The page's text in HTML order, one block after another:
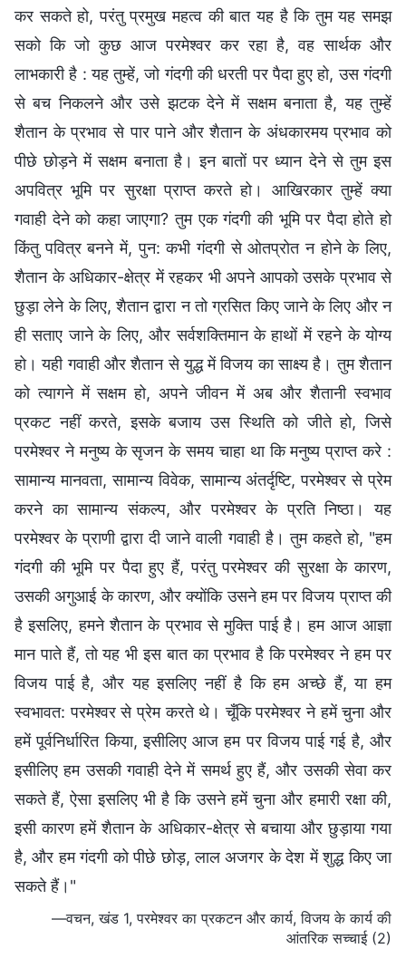
कर सकते हो, परंतु प्रमुख महत्व की बात यह है कि तुम यह समझ
सको कि जो कुछ आज परमेश्वर कर रहा है, वह सार्थक और
लाभकारी है : यह तुम्हें, जो गंदगी की धरती पर पैदा हुए हो, उस गंदगी
से बच निकलने और उसे झटक देने में सक्षम बनाता है, यह तुम्हें
शैतान के प्रभाव से पार पाने और शैतान के अंधकारमय प्रभाव को
पीछे छोड़ने में सक्षम बनाता है। इन बातों पर ध्यान देने से तुम इस
अपवित्र भूमि पर सुरक्षा प्राप्त करते हो। आखिरकार तुम्हें क्या
गवाही देने को कहा जाएगा? तुम एक गंदगी की भूमि पर पैदा होते हो
किंतु पवित्र बनने में, पुन: कभी गंदगी से ओतप्रोत न होने के लिए,
शैतान के अधिकार-क्षेत्र में रहकर भी अपने आपको उसके प्रभाव से
छुड़ा लेने के लिए, शैतान द्वारा न तो ग्रसित किए जाने के लिए और न
ही सताए जाने के लिए, और सर्वशक्तिमान के हाथों में रहने के योग्य
हो। यही गवाही और शैतान से युद्ध में विजय का साक्ष्य है। तुम शैतान
को त्यागने में सक्षम हो, अपने जीवन में अब और शैतानी स्वभाव
प्रकट नहीं करते, इसके बजाय उस स्थिति को जीते हो, जिसे
परमेश्वर ने मनुष्य के सृजन के समय चाहा था कि मनुष्य प्राप्त करे :
सामान्य मानवता, सामान्य विवेक, सामान्य अंतर्दृष्टि, परमेश्वर से प्रेम
करने का सामान्य संकल्प, और परमेश्वर के प्रति निष्ठा। यह
परमेश्वर के प्राणी द्वारा दी जाने वाली गवाही है। तुम कहते हो, "हम
गंदगी की भूमि पर पैदा हुए हैं, परंतु परमेश्वर की सुरक्षा के कारण,
उसकी अगुआई के कारण, और क्योंकि उसने हम पर विजय प्राप्त की
है इसलिए, हमने शैतान के प्रभाव से मुक्ति पाई है। हम आज आज्ञा
मान पाते हैं, तो यह भी इस बात का प्रभाव है कि परमेश्वर ने हम पर
विजय पाई है, और यह इसलिए नहीं है कि हम अच्छे हैं, या हम
स्वभावत: परमेश्वर से प्रेम करते थे। चूँकि परमेश्वर ने हमें चुना और
हमें पूर्वनिर्धारित किया, इसीलिए आज हम पर विजय पाई गई है, और
इसीलिए हम उसकी गवाही देने में समर्थ हुए हैं, और उसकी सेवा कर
सकते हैं, ऐसा इसलिए भी है कि उसने हमें चुना और हमारी रक्षा की,
इसी कारण हमें शैतान के अधिकार-क्षेत्र से बचाया और छुड़ाया गया
है, और हम गंदगी को पीछे छोड़, लाल अजगर के देश में शुद्ध किए जा
सकते हैं।"
—वचन, खंड 1, परमेश्वर का प्रकटन और कार्य, विजय के कार्य की
आंतरिक सच्चाई (2)